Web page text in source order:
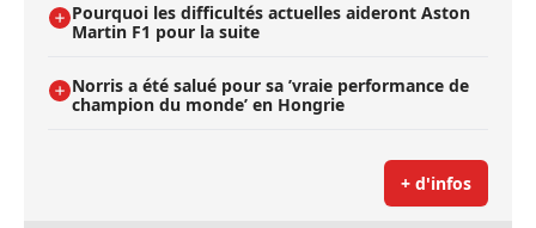
Pourquoi les difficultés actuelles aideront Aston
Martin F1 pour la suite
Norris a été salué pour sa ’vraie performance de
champion du monde’ en Hongrie
+ d'infos